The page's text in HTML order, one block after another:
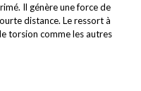
Il génère une force de
distance. Le ressort à
torsion comme les autres